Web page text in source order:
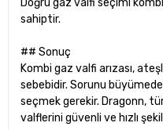
Doğru gaz valfi seçimi
sahiptir.
## Sonuç
Kombi gaz valfi arızası,
sebebidir. Sorunu
seçmek gerekir. Dragonn,
valflerini güvenli ve hızlı